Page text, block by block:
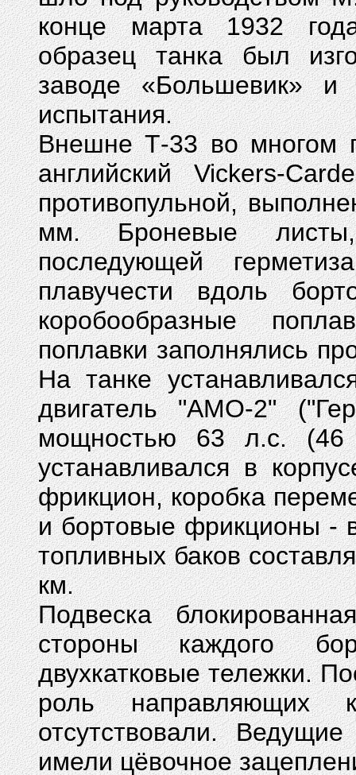
конце марта 1932
образец танка был
заводе «Большевик»
испытания.
Внешне Т-33 во многом
английский Vickers-
противопульной,
мм. Броневые
последующей
плавучести вдоль
коробообразные
поплавки заполнялись
На танке
двигатель "АМО-2"
мощностью 63 л.с. (46
устанавливался в
фрикцион, коробка
и бортовые фрикционы -
топливных баков
км.
Подвеска
стороны каждого
двухкатковые тележки.
роль направляющих
отсутствовали.
имели цёвочное